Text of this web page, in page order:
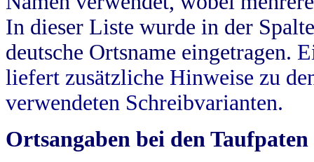
In dieser Liste wurde in der
deutsche Ortsname eingetragen.
liefert zusätzliche Hinweise zu
verwendeten Schreibvarianten.
Ortsangaben bei den Taufpaten